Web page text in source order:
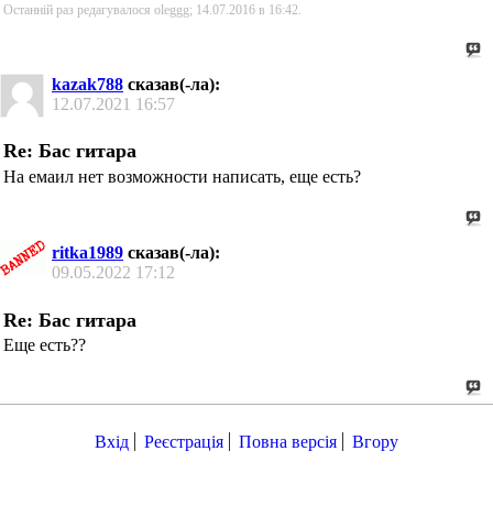
Останній раз редагувалося oleggg; 14.07.2016 в 16:42.
kazak788 сказав(-ла):
12.07.2021 16:57
Re: Бас гитара
На емаил нет возможности написать, еще есть?
ritka1989 сказав(-ла):
09.05.2022 17:12
Re: Бас гитара
Еще есть??
Вхід Реєстрація Повна версія Вгору